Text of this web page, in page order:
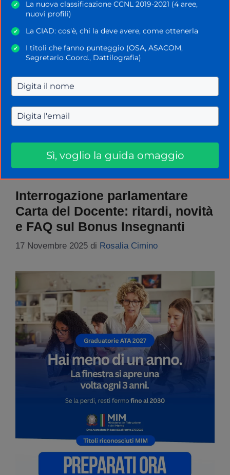
Interrogazione parlamentare
Carta del Docente: ritardi, novità
e FAQ sul Bonus Insegnanti
17 Novembre 2025 di Rosalia Cimino
✓
La nuova classificazione CCNL 2019-2021 (4 aree,
nuovi profili)
✓ La CIAD: cos'è, chi la deve avere, come ottenerla
✓
I titoli che fanno punteggio (OSA, ASACOM,
Segretario Coord., Dattilografia)
Sì, voglio la guida omaggio